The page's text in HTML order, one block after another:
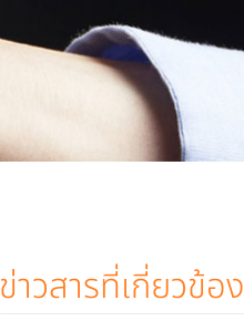
ข่าวสารที่เกี่ยวข้อง